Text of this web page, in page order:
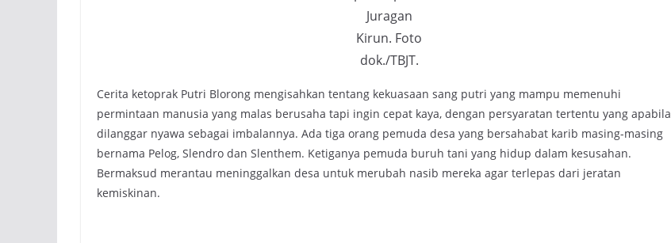
Juragan
Kirun. Foto
dok./TBJT.
Cerita ketoprak Putri Blorong mengisahkan tentang kekuasaan sang putri yang mampu memenuhi
permintaan manusia yang malas berusaha tapi ingin cepat kaya, dengan persyaratan tertentu yang apabila
dilanggar nyawa sebagai imbalannya. Ada tiga orang pemuda desa yang bersahabat karib masing-masing
bernama Pelog, Slendro dan Slenthem. Ketiganya pemuda buruh tani yang hidup dalam kesusahan.
Bermaksud merantau meninggalkan desa untuk merubah nasib mereka agar terlepas dari jeratan
kemiskinan.